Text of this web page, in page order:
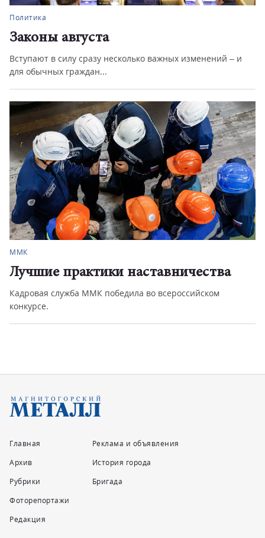
Политика
Законы августа
Вступают в силу сразу несколько важных изменений – и
для обычных граждан...
ММК
Лучшие практики наставничества
Кадровая служба ММК победила во всероссийском
конкурсе.
Главная
Архив
Рубрики
Фоторепортажи
Редакция
Реклама и объявления
История города
Бригада